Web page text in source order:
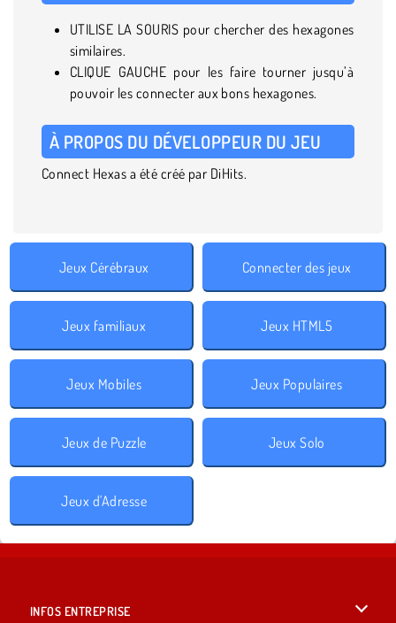
UTILISE LA SOURIS pour chercher des hexagones
similaires.
CLIQUE GAUCHE pour les faire tourner jusqu’à
pouvoir les connecter aux bons hexagones.
À PROPOS DU DÉVELOPPEUR DU JEU
Connect Hexas a été créé par DiHits.
Jeux Cérébraux Connecter des jeux
Jeux familiaux Jeux HTML5
Jeux Mobiles Jeux Populaires
Jeux de Puzzle Jeux Solo
Jeux d'Adresse
INFOS ENTREPRISE